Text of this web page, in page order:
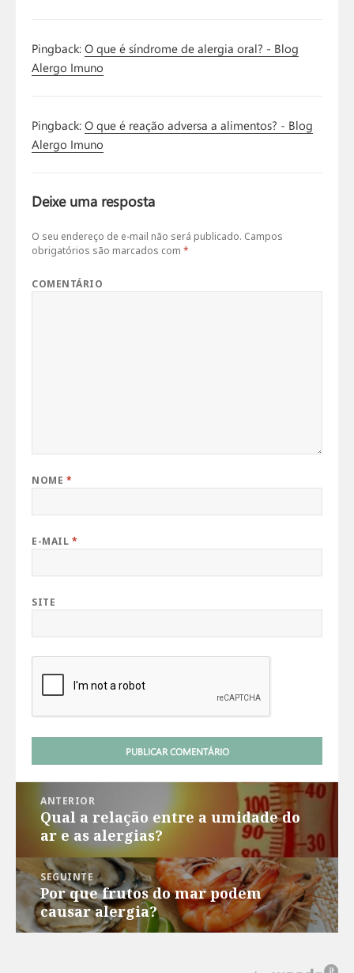
Pingback:O que é síndrome de alergia oral? - Blog
Alergo Imuno
Pingback:O que é reação adversa a alimentos? - Blog
Alergo Imuno
Deixe uma resposta
O seu endereço de e-mail não será publicado. Campos
obrigatórios são marcados com*
COMENTÁRIO
NOME *
E-MAIL *
SITE
ANTERIOR
Post
anterior:
Qual a relação entre a umidade do
ar e as alergias?
SEGUINTE
Próximo
post:
Por que frutos do mar podem
causar alergia?